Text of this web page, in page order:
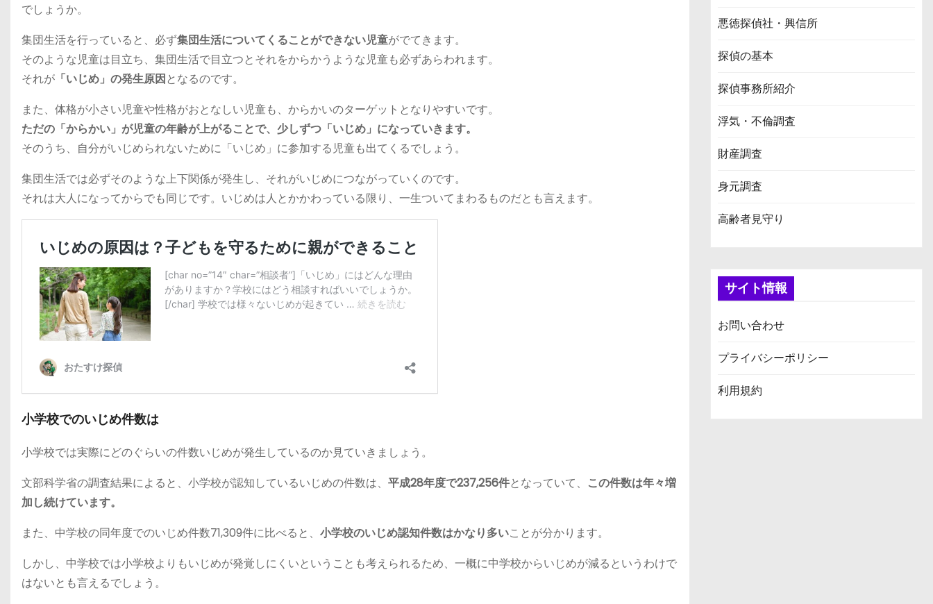
でしょうか。
集団生活を行っていると、必ず集団生活についてくることができない児童がでてきます。
そのような児童は目立ち、集団生活で目立つとそれをからかうような児童も必ずあらわれます。
それが 「いじめ」の発生原因となるのです。
また、体格が小さい児童や性格がおとなしい児童も、からかいのターゲットとなりやすいです。
ただの「からかい」が児童の年齢が上がることで、少しずつ「いじめ」になっていきます。
そのうち、自分がいじめられないために「いじめ」に参加する児童も出てくるでしょう。
集団生活では必ずそのような上下関係が発生し、それがいじめにつながっていくのです。
それは大人になってからでも同じです。いじめは人とかかわっている限り、一生ついてまわるものだとも言えます。
小学校でのいじめ件数は
小学校では実際にどのぐらいの件数いじめが発生しているのか見ていきましょう。
文部科学省の調査結果によると、小学校が認知しているいじめの件数は、 平成28年度で237,256件となっていて、 この件数は年々増
加し続けています。
また、中学校の同年度でのいじめ件数71,309件に比べると、 小学校のいじめ認知件数はかなり多いことが分かります。
しかし、中学校では小学校よりもいじめが発覚しにくいということも考えられるため、一概に中学校からいじめが減るというわけで
はないとも言えるでしょう。
悪徳探偵社・興信所
探偵の基本
探偵事務所紹介
浮気・不倫調査
財産調査
身元調査
高齢者見守り
サイト情報
お問い合わせ
プライバシーポリシー
利用規約